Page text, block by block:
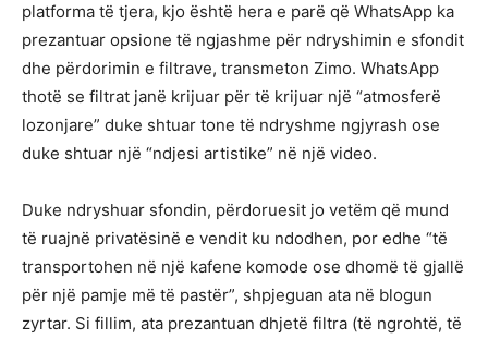
platforma të tjera, kjo është hera e parë që WhatsApp ka
prezantuar opsione të ngjashme për ndryshimin e sfondit
dhe përdorimin e filtrave, transmeton Zimo. WhatsApp
thotë se filtrat janë krijuar për të krijuar një “atmosferë
lozonjare” duke shtuar tone të ndryshme ngjyrash ose
duke shtuar një “ndjesi artistike” në një video.
Duke ndryshuar sfondin, përdoruesit jo vetëm që mund
të ruajnë privatësinë e vendit ku ndodhen, por edhe “të
transportohen në një kafene komode ose dhomë të gjallë
për një pamje më të pastër”, shpjeguan ata në blogun
zyrtar. Si fillim, ata prezantuan dhjetë filtra (të ngrohtë, të